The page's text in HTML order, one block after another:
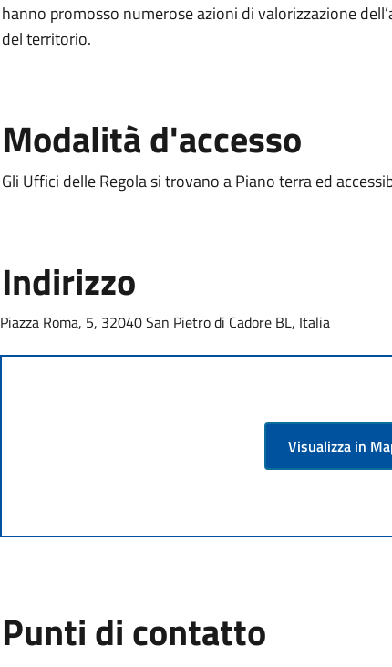
hanno promosso numerose azioni di valorizzazione
del territorio.
Modalità d'accesso
Gli Uffici delle Regola si trovano a Piano terra ed
Indirizzo
Piazza Roma, 5, 32040 San Pietro di Cadore BL, Italia
Visualizza in
Punti di contatto